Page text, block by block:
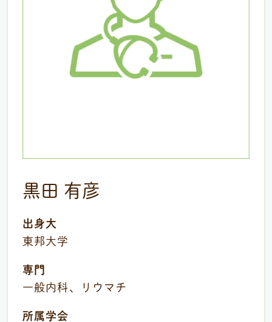
黒田 有彦
出身大
東邦大学
専門
一般内科、リウマチ
所属学会